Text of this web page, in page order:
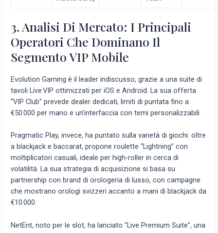
3. Analisi Di Mercato: I Principali
Operatori Che Dominano Il
Segmento VIP Mobile
Evolution Gaming è il leader indiscusso, grazie a una suite di
tavoli Live VIP ottimizzati per iOS e Android. La sua offerta
“VIP Club” prevede dealer dedicati, limiti di puntata fino a
€50 000 per mano e un’interfaccia con temi personalizzabili.
Pragmatic Play, invece, ha puntato sulla varietà di giochi: oltre
a blackjack e baccarat, propone roulette “Lightning” con
moltiplicatori casuali, ideale per high‑roller in cerca di
volatilità. La sua strategia di acquisizione si basa su
partnership con brand di orologeria di lusso, con campagne
che mostrano orologi svizzeri accanto a mani di blackjack da
€10 000.
NetEnt, noto per le slot, ha lanciato “Live Premium Suite”, una